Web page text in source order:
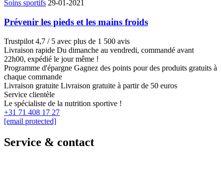
Soins sportifs 29-01-2021
Prévenir les pieds et les mains froids
Trustpilot 4,7 / 5 avec plus de 1 500 avis
Livraison rapide Du dimanche au vendredi, commandé avant
22h00, expédié le jour même !
Programme d'épargne Gagnez des points pour des produits gratuits à
chaque commande
Livraison gratuite Livraison gratuite à partir de 50 euros
Service clientèle
Le spécialiste de la nutrition sportive !
+31 71 408 17 27
[email protected]
Service & contact